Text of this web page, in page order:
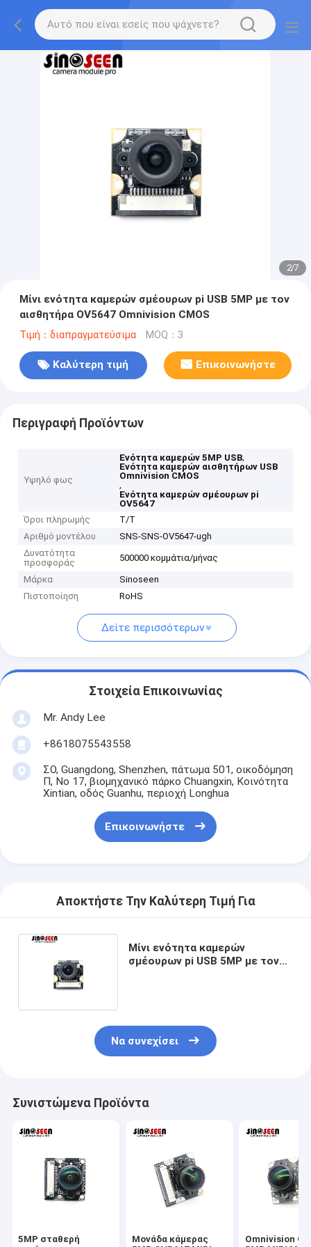
2/7
Μίνι ενότητα καμερών σμέουρων pi USB 5MP με τον
αισθητήρα OV5647 Omnivision CMOS
Τιμή：διαπραγματεύσιμα MOQ：3
Καλύτερη τιμή Επικοινωνήστε
Περιγραφή Προϊόντων
Υψηλό φως
Ενότητα καμερών 5MP USB,
Ενότητα καμερών αισθητήρων USB
Omnivision CMOS
,
Ενότητα καμερών σμέουρων pi
OV5647
Όροι πληρωμής
T/T
Αριθμό μοντέλου
SNS-SNS-OV5647-ugh
Δυνατότητα
προσφοράς
500000 κομμάτια/μήνας
Μάρκα
Sinoseen
Πιστοποίηση
RoHS
Δείτε περισσότερων
Στοιχεία Επικοινωνίας
Mr. Andy Lee
+8618075543558
ΣΟ, Guangdong, Shenzhen, πάτωμα 501, οικοδόμηση
Π, Νο 17, βιομηχανικό πάρκο Chuangxin, Κοινότητα
Xintian, οδός Guanhu, περιοχή Longhua
Επικοινωνήστε
Αποκτήστε Την Καλύτερη Τιμή Για
Μίνι ενότητα καμερών
σμέουρων pi USB 5MP με τον
Να συνεχίσει
Συνιστώμενα Προϊόντα
5MP σταθερή
Μονάδα κάμερας
Omnivision